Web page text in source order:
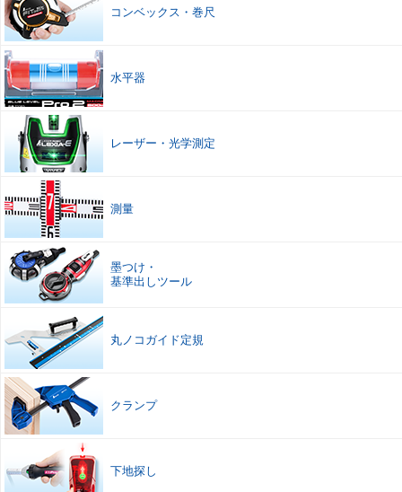
コンベックス ・ 巻尺
水平器
レーザー ・ 光学測定
測量
墨つけ ・
基準出しツール
丸ノコガイド定規
クランプ
下地探し